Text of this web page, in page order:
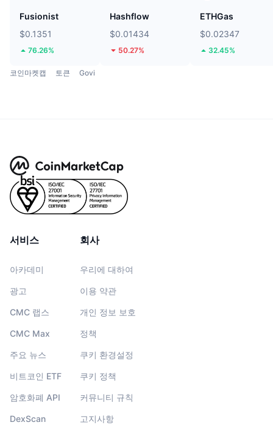
Fusionist
$0.1351
76.26%
Hashflow
$0.01434
50.27%
ETHGas
$0.02347
32.45%
코인마켓캡 토큰 Govi
서비스
아카데미
광고
CMC 랩스
CMC Max
주요 뉴스
비트코인 ETF
암호화폐 API
DexScan
회사
우리에 대하여
이용 약관
개인 정보 보호
정책
쿠키 환경설정
쿠키 정책
커뮤니티 규칙
고지사항